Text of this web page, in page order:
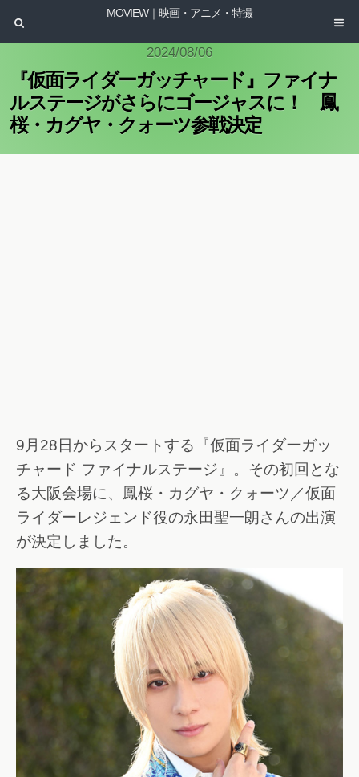
MOVIEW｜映画・アニメ・特撮
2024/08/06
『仮面ライダーガッチャード』ファイナ
ルステージがさらにゴージャスに！ 鳳
桜・カグヤ・クォーツ参戦決定
9月28日からスタートする『仮面ライダーガッ
チャード ファイナルステージ』。その初回とな
る大阪会場に、鳳桜・カグヤ・クォーツ／仮面
ライダーレジェンド役の永田聖一朗さんの出演
が決定しました。